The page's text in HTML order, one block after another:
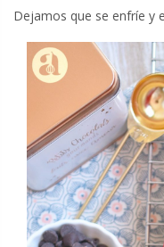
Dejamos que se enfríe y